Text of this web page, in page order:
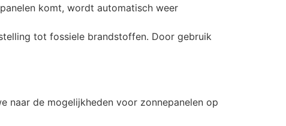
komt, wordt automatisch weer
tot fossiele brandstoffen. Door gebruik
naar de mogelijkheden voor zonnepanelen op